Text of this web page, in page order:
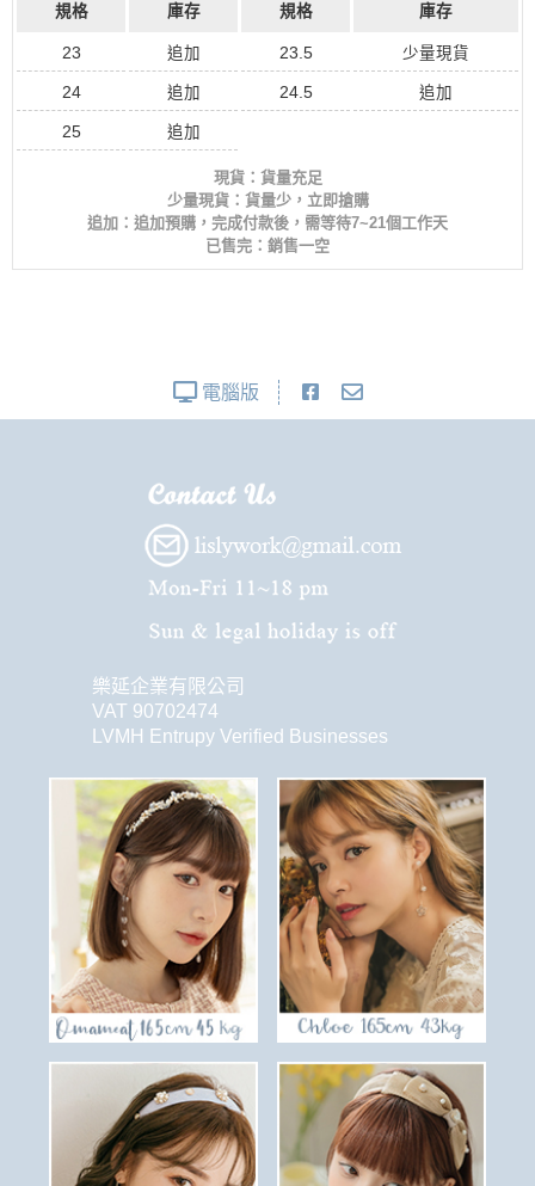
規格 庫存 規格 庫存
23 追加 23.5 少量現貨
24 追加 24.5 追加
25 追加
現貨：貨量充足
少量現貨：貨量少，立即搶購
追加：追加預購，完成付款後，需等待7~21個工作天
已售完：銷售一空
電腦版
樂延企業有限公司
VAT 90702474
LVMH Entrupy Verified Businesses